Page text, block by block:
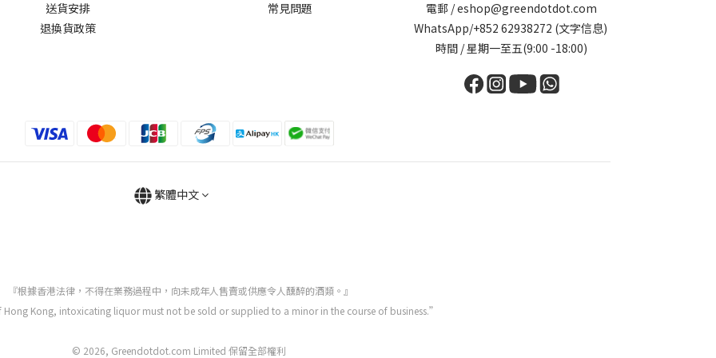
送貨安排
退換貨政策
常見問題
電郵 / eshop@greendotdot.com
WhatsApp/+852 62938272 (文字信息)
時間 / 星期一至五(9:00 -18:00)
繁體中文
『根據香港法律，不得在業務過程中，向未成年人售賣或供應令人醺醉的酒類。』
Hong Kong, intoxicating liquor must not be sold or supplied to a minor in the course of business.”
© 2026, Greendotdot.com Limited 保留全部權利